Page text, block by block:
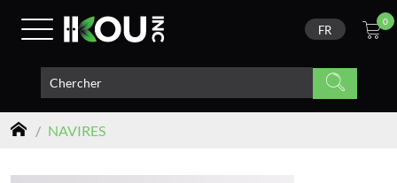
FR
0
/ NAVIRES